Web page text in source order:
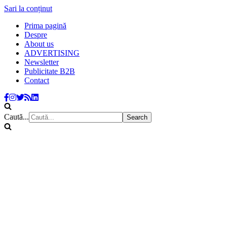
Sari la conținut
Prima pagină
Despre
About us
ADVERTISING
Newsletter
Publicitate B2B
Contact
Caută...